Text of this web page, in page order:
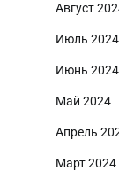
Август
Июль 2024
Июнь 2024
Май 2024
Апрель
Март 2024